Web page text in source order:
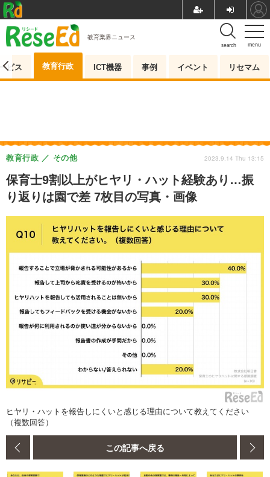
menu
search
教育業界ニュース
ビス 教育行政 ICT機器 事例 イベント リセマム
保育士9割以上がヒヤリ・ハット経験あり…振
り返りは園で差 7枚目の写真・画像
教育行政 その他 2023.9.14 Thu 13:15
ヒヤリ・ハットを報告しにくいと感じる理由について教えてください
（複数回答）
この記事へ戻る